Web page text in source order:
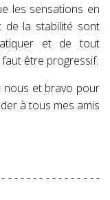
les sensations en
de la stabilité sont
et de tout
être progressif.
nous et bravo pour
à tous mes amis
- - - - - - - - - - - - - - -